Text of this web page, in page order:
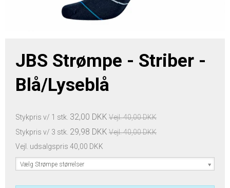
JBS Strømpe - Striber -
Blå/Lyseblå
Stykpris v/ 1 stk. 32,00 DKK Vejl. 40,00 DKK
Stykpris v/ 3 stk. 29,98 DKK Vejl. 40,00 DKK
Vejl. udsalgspris 40,00 DKK
Vælg Strømpe størrelser